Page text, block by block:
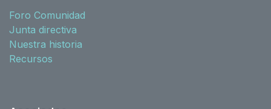
Foro Comunidad
Junta directiva
Nuestra historia
Recursos